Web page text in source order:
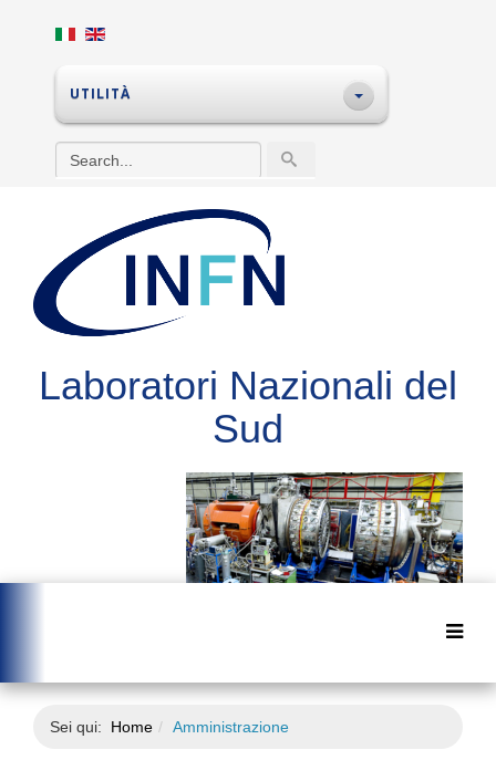
UTILITÀ
Laboratori Nazionali del
Sud
Sei qui: Home Amministrazione